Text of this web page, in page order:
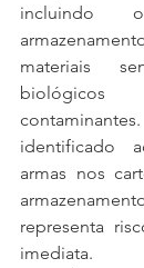
incluindo
materiais
identificado
armas nos
representa
imediata.